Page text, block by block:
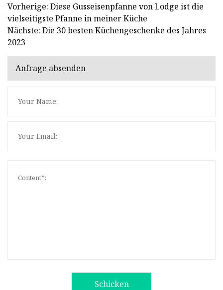
Vorherige: Diese Gusseisenpfanne von Lodge ist die
vielseitigste Pfanne in meiner Küche
Nächste: Die 30 besten Küchengeschenke des Jahres
2023
Anfrage absenden
Schicken